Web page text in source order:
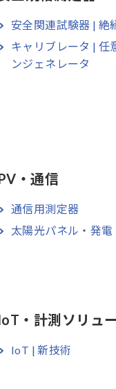
安全関連試験器 | 絶
キャリブレータ | 任
ンジェネレータ
・通信
通信用測定器
太陽光パネル・発
・計測ソリュ
IoT | 新技術